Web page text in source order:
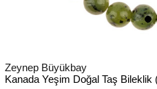
Zeynep Büyükbay
Kanada Yeşim Doğal Taş